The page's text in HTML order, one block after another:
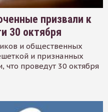
призвали к
30 октября
и общественных
и признанных
что проведут 30 октября